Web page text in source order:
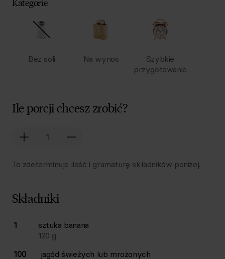
Bez soli Na wynos
Szybkie
przygotowanie
Ile porcji chcesz zrobić?
To zdeterminuje ilość i gramaturę składników poniżej.
Składniki
Lista składników przepisu z ilościami i wagami
Ilość Składnik
1 sztuka banana
120 g
100
jagód świeżych lub mrożonych